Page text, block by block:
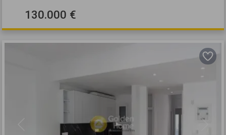
130.000 €